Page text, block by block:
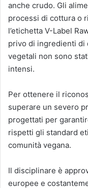
anche crudo. Gli
processi di cottura o
l’etichetta V-Label
privo di ingredienti di
vegetali non sono
intensi.
Per ottenere il
superare un severo
progettati per
rispetti gli standard
comunità vegana.
Il disciplinare è
europee e